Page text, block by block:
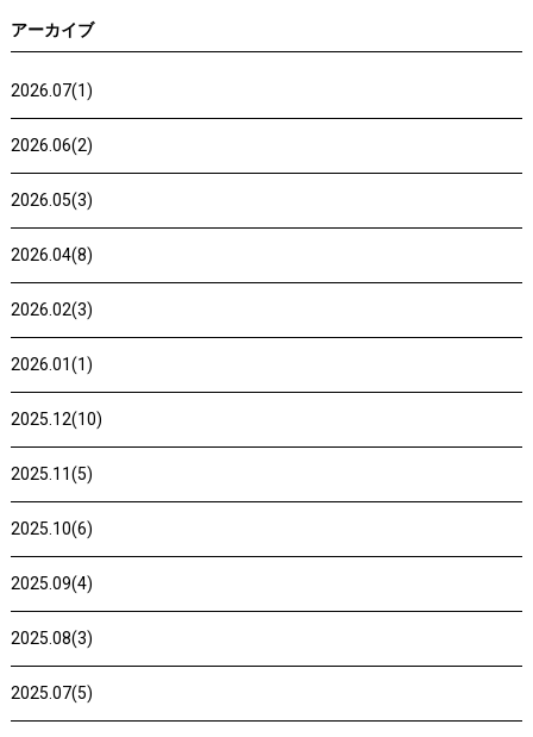
アーカイブ
2026.07(1)
2026.06(2)
2026.05(3)
2026.04(8)
2026.02(3)
2026.01(1)
2025.12(10)
2025.11(5)
2025.10(6)
2025.09(4)
2025.08(3)
2025.07(5)